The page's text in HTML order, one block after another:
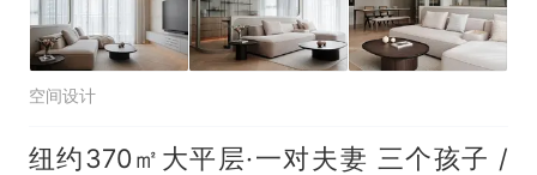
空间设计
纽约370㎡大平层·一对夫妻 三个孩子 /